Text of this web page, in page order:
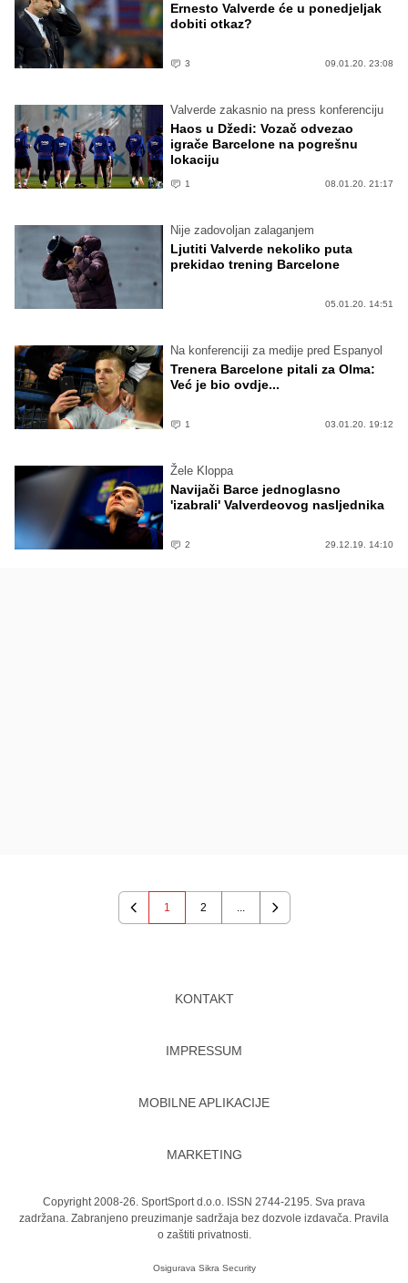
Ernesto Valverde će u ponedjeljak
dobiti otkaz?
3 09.01.20. 23:08
Valverde zakasnio na press konferenciju
Haos u Džedi: Vozač odvezao
igrače Barcelone na pogrešnu
lokaciju
1 08.01.20. 21:17
Nije zadovoljan zalaganjem
Ljutiti Valverde nekoliko puta
prekidao trening Barcelone
05.01.20. 14:51
Na konferenciji za medije pred Espanyol
Trenera Barcelone pitali za Olma:
Već je bio ovdje...
1 03.01.20. 19:12
Žele Kloppa
Navijači Barce jednoglasno
'izabrali' Valverdeovog nasljednika
2 29.12.19. 14:10
Previous
1 2 ...
Next
KONTAKT
IMPRESSUM
MOBILNE APLIKACIJE
MARKETING
Copyright 2008-26. SportSport d.o.o. ISSN 2744-2195. Sva prava
zadržana. Zabranjeno preuzimanje sadržaja bez dozvole izdavača. Pravila
o zaštiti privatnosti.
Osigurava Sikra Security